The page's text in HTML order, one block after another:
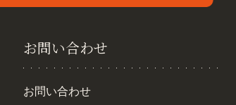
お問い合わせ
お問い合わせ